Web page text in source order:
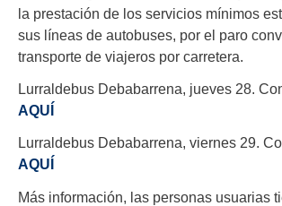
la prestación de los servicios mínimos
sus líneas de autobuses, por el paro
transporte de viajeros por carretera.
Lurraldebus Debabarrena, jueves 28.
AQUÍ
Lurraldebus Debabarrena, viernes 29.
AQUÍ
Más información, las personas usuarias